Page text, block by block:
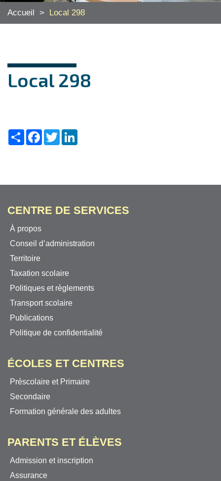
Accueil > Local 298
Local 298
ShareFacebook
Twitter
CENTRE DE SERVICES
À propos
Conseil d’administration
Territoire
Taxation scolaire
Politiques et règlements
Transport scolaire
Publications
Politique de confidentialité
ÉCOLES ET CENTRES
Préscolaire et Primaire
Secondaire
Formation générale des adultes
PARENTS ET ÉLÈVES
Admission et inscription
Assurance